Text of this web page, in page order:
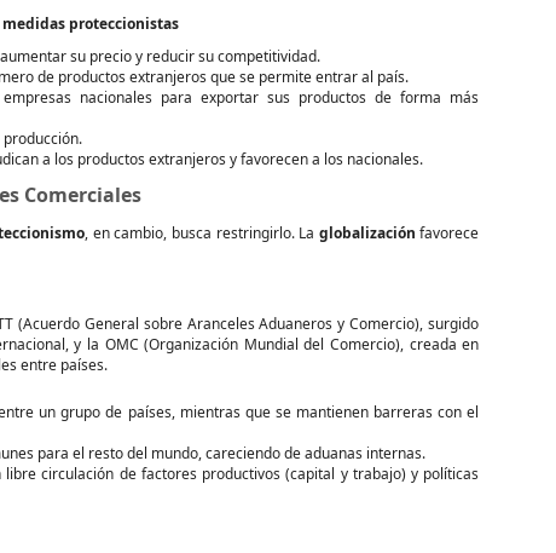
medidas proteccionistas
su precio y reducir su competitividad.
de productos extranjeros que se permite entrar al país.
nacionales para exportar sus productos de forma más
a los productos extranjeros y favorecen a los nacionales.
Comerciales
, en cambio, busca restringirlo. La globalización favorece
(Acuerdo General sobre Aranceles Aduaneros y Comercio), surgido
y la OMC (Organización Mundial del Comercio), creada en
entre países.
un grupo de países, mientras que se mantienen barreras con el
para el resto del mundo, careciendo de aduanas internas.
circulación de factores productivos (capital y trabajo) y políticas